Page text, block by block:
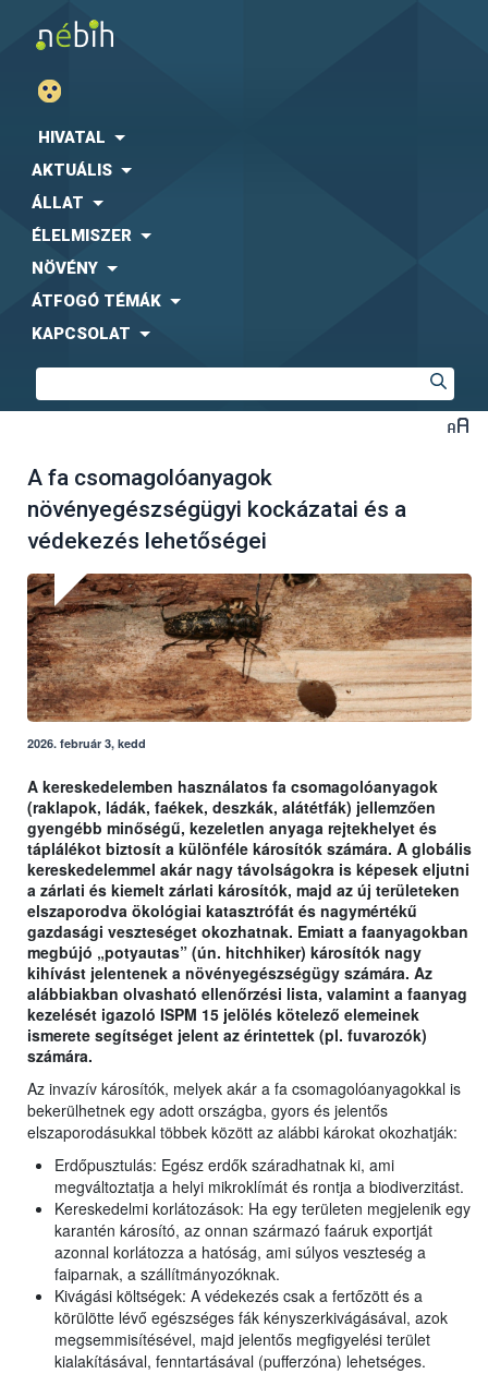
HIVATAL
AKTUÁLIS
ÁLLAT
ÉLELMISZER
NÖVÉNY
ÁTFOGÓ TÉMÁK
KAPCSOLAT
A fa csomagolóanyagok
növényegészségügyi kockázatai és a
védekezés lehetőségei
2026. február 3, kedd
A kereskedelemben használatos fa csomagolóanyagok
(raklapok, ládák, faékek, deszkák, alátétfák) jellemzően
gyengébb minőségű, kezeletlen anyaga rejtekhelyet és
táplálékot biztosít a különféle károsítók számára. A globális
kereskedelemmel akár nagy távolságokra is képesek eljutni
a zárlati és kiemelt zárlati károsítók, majd az új területeken
elszaporodva ökológiai katasztrófát és nagymértékű
gazdasági veszteséget okozhatnak. Emiatt a faanyagokban
megbújó „potyautas” (ún. hitchhiker) károsítók nagy
kihívást jelentenek a növényegészségügy számára. Az
alábbiakban olvasható ellenőrzési lista, valamint a faanyag
kezelését igazoló ISPM 15 jelölés kötelező elemeinek
ismerete segítséget jelent az érintettek (pl. fuvarozók)
számára.
Az invazív károsítók, melyek akár a fa csomagolóanyagokkal is
bekerülhetnek egy adott országba, gyors és jelentős
elszaporodásukkal többek között az alábbi károkat okozhatják:
Erdőpusztulás: Egész erdők száradhatnak ki, ami
megváltoztatja a helyi mikroklímát és rontja a biodiverzitást.
Kereskedelmi korlátozások: Ha egy területen megjelenik egy
karantén károsító, az onnan származó faáruk exportját
azonnal korlátozza a hatóság, ami súlyos veszteség a
faiparnak, a szállítmányozóknak.
Kivágási költségek: A védekezés csak a fertőzött és a
körülötte lévő egészséges fák kényszerkivágásával, azok
megsemmisítésével, majd jelentős megfigyelési terület
kialakításával, fenntartásával (pufferzóna) lehetséges.